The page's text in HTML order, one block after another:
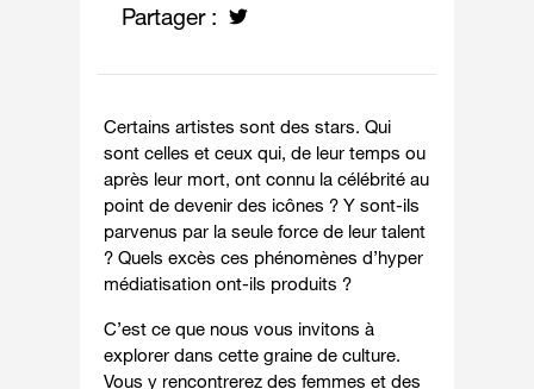
Partager :
Certains artistes sont des stars. Qui
sont celles et ceux qui, de leur temps ou
après leur mort, ont connu la célébrité au
point de devenir des icônes ? Y sont-ils
parvenus par la seule force de leur talent
? Quels excès ces phénomènes d’hyper
médiatisation ont-ils produits ?
C’est ce que nous vous invitons à
explorer dans cette graine de culture.
Vous y rencontrerez des femmes et des